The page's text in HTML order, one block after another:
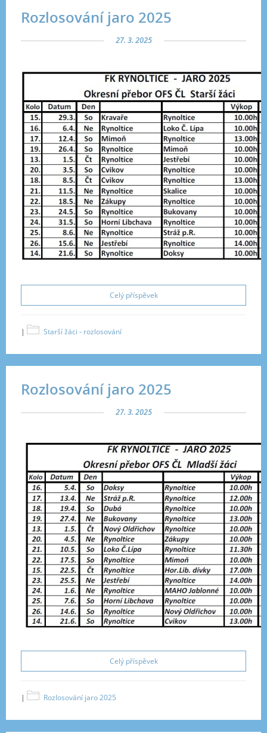
Rozlosování jaro 2025
27. 3. 2025
Celý příspěvek
| Starší žáci - rozlosování
Rozlosování jaro 2025
27. 3. 2025
Celý příspěvek
| Rozlosování jaro 2025